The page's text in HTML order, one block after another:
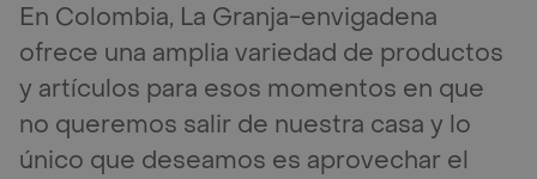
En Colombia, La Granja-envigadena
ofrece una amplia variedad de productos
y artículos para esos momentos en que
no queremos salir de nuestra casa y lo
único que deseamos es aprovechar el